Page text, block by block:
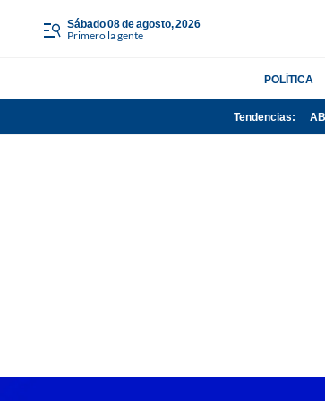
sábado 08 de agosto, 2026
Primero la gente
POLÍTICA
Tendencias: